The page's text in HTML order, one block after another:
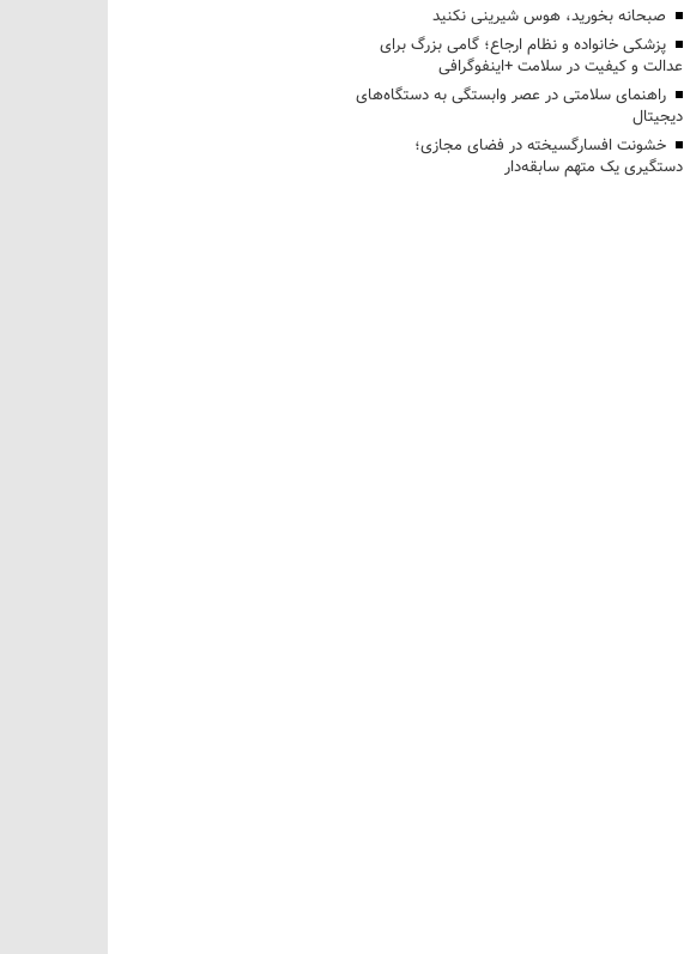
صبحانه بخورید، هوس شیرینی نکنید
پزشکی خانواده و نظام ارجاع؛ گامی بزرگ برای
عدالت و کیفیت در سلامت +اینفوگرافی
راهنمای سلامتی در عصر وابستگی به دستگاه‌های
دیجیتال
خشونت افسارگسیخته در فضای مجازی؛
دستگیری یک متهم سابقه‌دار